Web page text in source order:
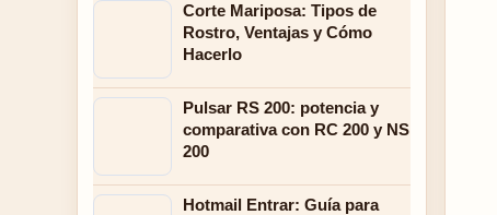
Corte Mariposa: Tipos de
Rostro, Ventajas y Cómo
Hacerlo
Pulsar RS 200: potencia y
comparativa con RC 200 y NS
200
Hotmail Entrar: Guía para